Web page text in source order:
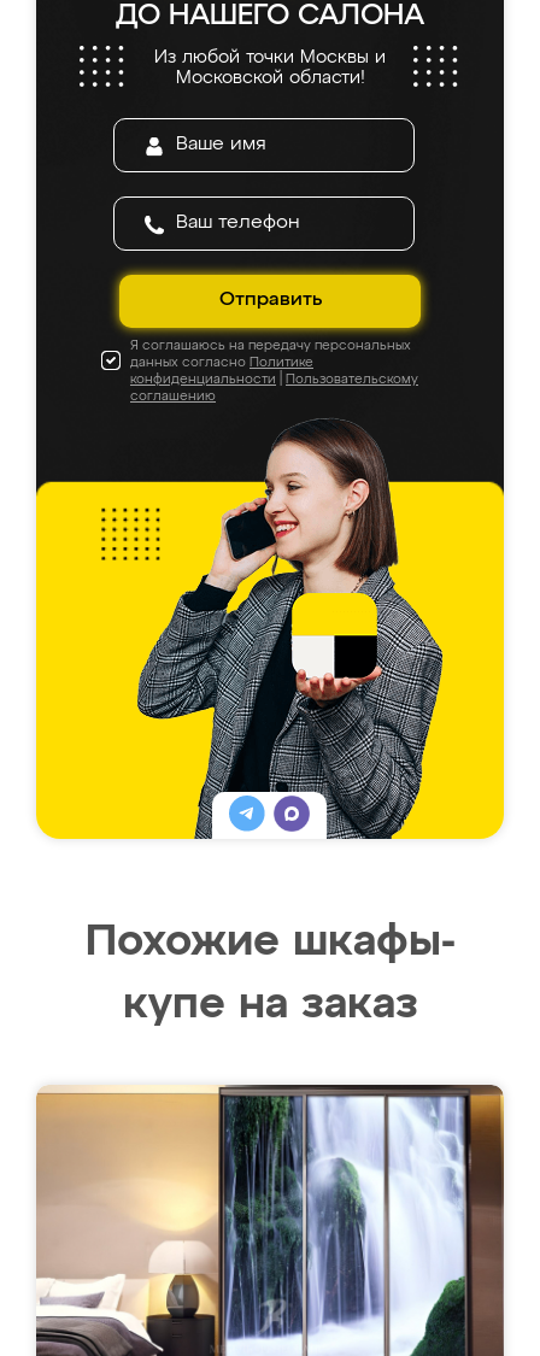
ДО НАШЕГО САЛОНА
Из любой точки Москвы и
Московской области!
Отправить
Я соглашаюсь на передачу персональных
данных согласно Политике
конфиденциальности
Пользовательскому
соглашению
Похожие шкафы-
купе на заказ